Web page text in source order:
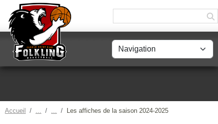
Accueil Les affiches de la saison 2024-2025
Panneau de gestion des cookies